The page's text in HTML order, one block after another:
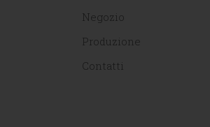
Negozio
Produzione
Contatti